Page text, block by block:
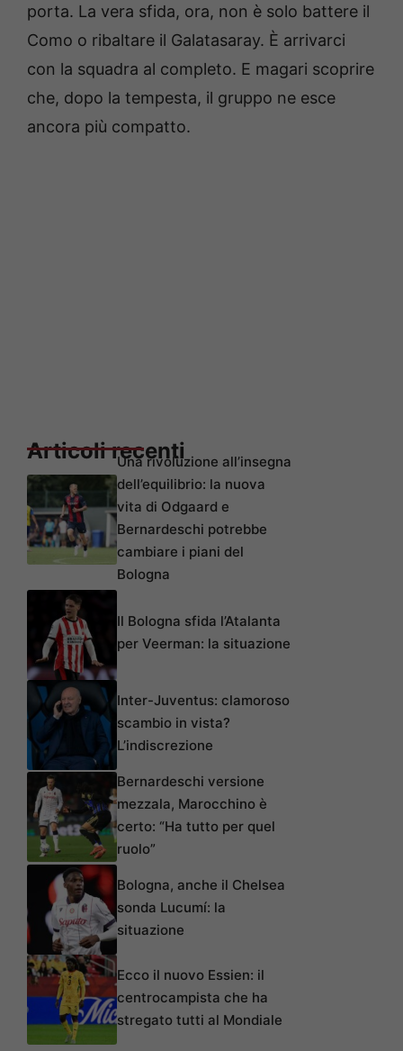
porta. La vera sfida, ora, non è solo battere il
Como o ribaltare il Galatasaray. È arrivarci
con la squadra al completo. E magari scoprire
che, dopo la tempesta, il gruppo ne esce
ancora più compatto.
Articoli recentiUna rivoluzione all’insegna
dell’equilibrio: la nuova
vita di Odgaard e
Bernardeschi potrebbe
cambiare i piani del
Bologna
Il Bologna sfida l’Atalanta
per Veerman: la situazione
Inter-Juventus: clamoroso
scambio in vista?
L’indiscrezione
Bernardeschi versione
mezzala, Marocchino è
certo: “Ha tutto per quel
ruolo”
Bologna, anche il Chelsea
sonda Lucumí: la
situazione
Ecco il nuovo Essien: il
centrocampista che ha
stregato tutti al Mondiale